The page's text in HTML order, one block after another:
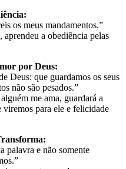
os meus mandamentos.”
a obediência pelas
por Deus:
Deus: que guardamos os seus
não são pesados.”
me ama, guardará a
viremos para ele e felicidade
palavra e não somente